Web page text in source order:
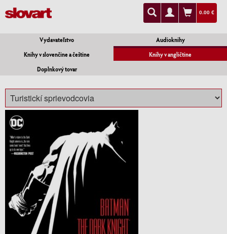
0.00 €
Vydavateľstvo
Audioknihy
Knihy v slovenčine a češtine
Knihy v angličtine
Doplnkový tovar